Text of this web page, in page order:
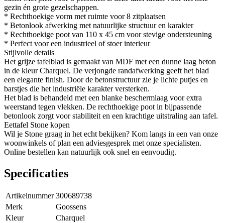
gezin én grote gezelschappen.
* Rechthoekige vorm met ruimte voor 8 zitplaatsen
* Betonlook afwerking met natuurlijke structuur en karakter
* Rechthoekige poot van 110 x 45 cm voor stevige ondersteuning
* Perfect voor een industrieel of stoer interieur
Stijlvolle details
Het grijze tafelblad is gemaakt van MDF met een dunne laag beton
in de kleur Charquel. De verjongde randafwerking geeft het blad
een elegante finish. Door de betonstructuur zie je lichte putjes en
barstjes die het industriële karakter versterken.
Het blad is behandeld met een blanke beschermlaag voor extra
weerstand tegen vlekken. De rechthoekige poot in bijpassende
betonlook zorgt voor stabiliteit en een krachtige uitstraling aan tafel.
Eettafel Stone kopen
Wil je Stone graag in het echt bekijken? Kom langs in een van onze
woonwinkels of plan een adviesgesprek met onze specialisten.
Online bestellen kan natuurlijk ook snel en eenvoudig.
Specificaties
Artikelnummer 300689738
Merk
Goossens
Kleur
Charquel